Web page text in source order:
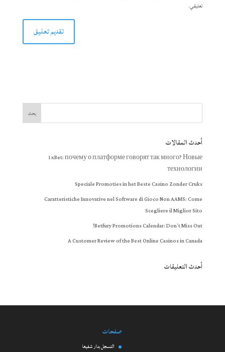
تعليقي.
أحدث المقالات
1xBet: почему о платформе говорят так много? Новые
технологии
Speciale Promoties in het Beste Casino Zonder Cruks
Caratteristiche Innovative nel Software di Gioco Non AAMS: Come
Scegliere il Miglior Sito
Betfury Promotions Calendar: Don’t Miss Out!
A Customer Review of the Best Online Casinos in Canada
أحدث التعليقات
صفحات
التسجل بدار شفيعا